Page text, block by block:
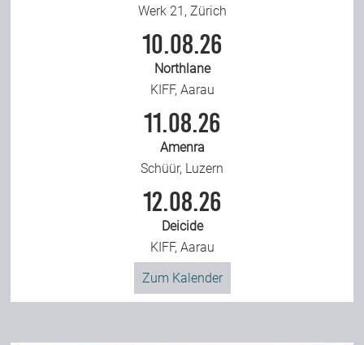
Werk 21, Zürich
10.08.26
Northlane
KIFF, Aarau
11.08.26
Amenra
Schüür, Luzern
12.08.26
Deicide
KIFF, Aarau
Zum Kalender